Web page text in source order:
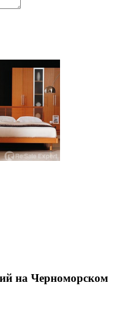
на Черноморском